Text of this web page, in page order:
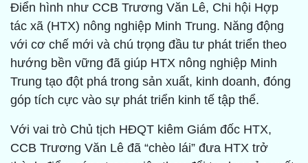
Điển hình như CCB Trương Văn Lê, Chi hội Hợp
tác xã (HTX) nông nghiệp Minh Trung. Năng động
với cơ chế mới và chú trọng đầu tư phát triển theo
hướng bền vững đã giúp HTX nông nghiệp Minh
Trung tạo đột phá trong sản xuất, kinh doanh, đóng
góp tích cực vào sự phát triển kinh tế tập thể.
Với vai trò Chủ tịch HĐQT kiêm Giám đốc HTX,
CCB Trương Văn Lê đã “chèo lái” đưa HTX trở